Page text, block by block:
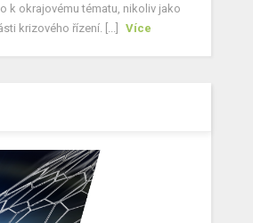
k okrajovému tématu, nikoliv jako
krizového řízení. [...]
Více